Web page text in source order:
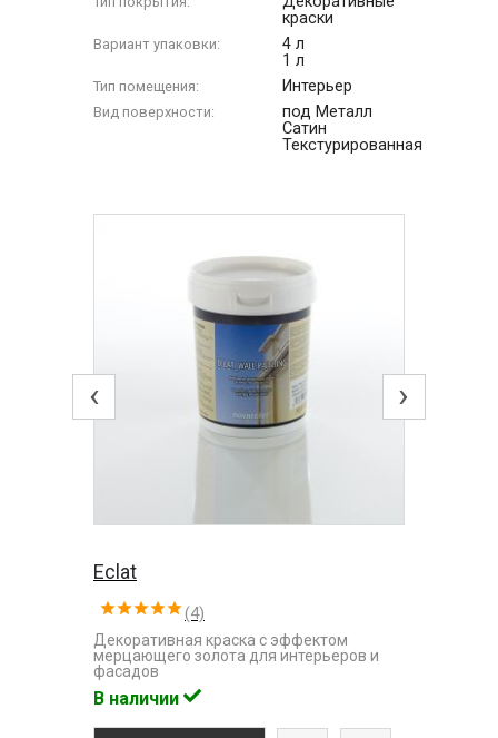
краски
Вариант упаковки:
4 л
1 л
Тип помещения: Интерьер
Вид поверхности:
под Металл
Сатин
Текстурированная
‹ ›
Eclat
(4)
Декоративная краска с эффектом
мерцающего золота для интерьеров и
фасадов
В наличии